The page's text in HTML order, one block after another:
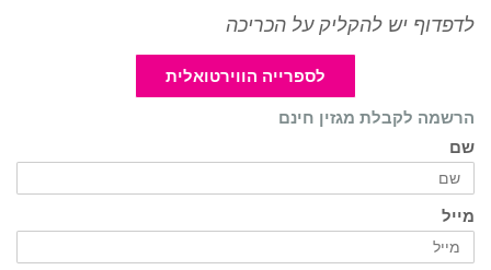
לדפדוף יש להקליק על הכריכה
לספרייה הווירטואלית
הרשמה לקבלת מגזין חינם
שם
מייל